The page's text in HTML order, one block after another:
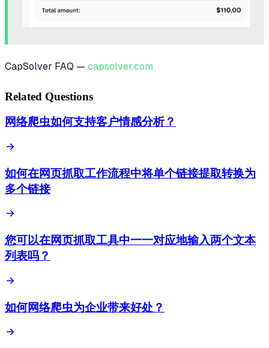
CapSolver FAQ — capsolver.com
Related Questions
网络爬虫如何支持客户情感分析？
如何在网页抓取工作流程中将单个链接提取转换为
多个链接
您可以在网页抓取工具中一一对应地输入两个文本
列表吗？
如何网络爬虫为企业带来好处？